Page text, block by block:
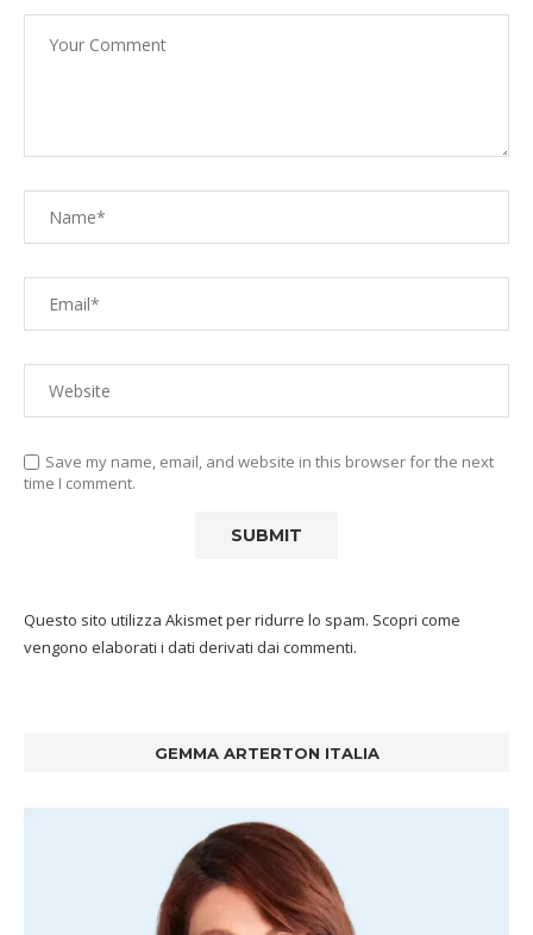
Save my name, email, and website in this browser for the next
time I comment.
Questo sito utilizza Akismet per ridurre lo spam. Scopri come
vengono elaborati i dati derivati dai commenti.
GEMMA ARTERTON ITALIA